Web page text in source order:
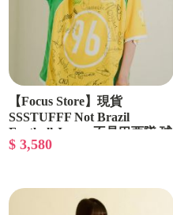
【Focus Store】現貨
SSSTUFFF Not Brazil
Football Jersey 不是巴西隊 球
衣
$ 3,580